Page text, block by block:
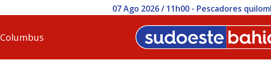
07 Ago 2026 / 11h00 - Pescadores quilombolas viram réus no
Columbus